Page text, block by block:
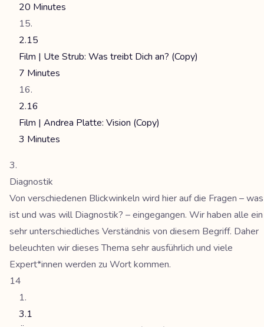
20 Minutes
2.15
Film | Ute Strub: Was treibt Dich an? (Copy)
7 Minutes
2.16
Film | Andrea Platte: Vision (Copy)
3 Minutes
Diagnostik
Von verschiedenen Blickwinkeln wird hier auf die Fragen – was
ist und was will Diagnostik? – eingegangen. Wir haben alle ein
sehr unterschiedliches Verständnis von diesem Begriff. Daher
beleuchten wir dieses Thema sehr ausführlich und viele
Expert*innen werden zu Wort kommen.
14
3.1